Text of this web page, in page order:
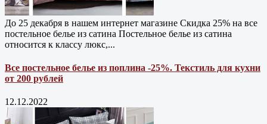
До 25 декабря в нашем интернет магазине Cкидка 25% на все
постельное белье из сатина Постельное белье из сатина
относится к классу люкс,...
Все постельное белье из поплина -25%. Текстиль для кухни
от 200 рублей
12.12.2022